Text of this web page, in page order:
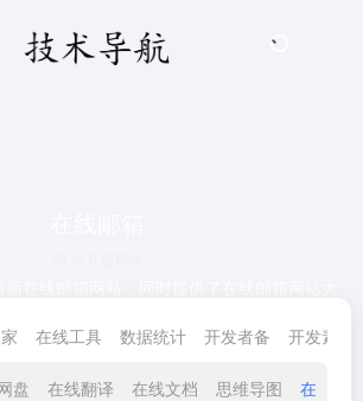
者，都可以在技术导航找到心仪的在线邮箱网
在线工具 数据统计 开发者备 开发素材
盘 在线翻译 在线文档 思维导图 在线邮